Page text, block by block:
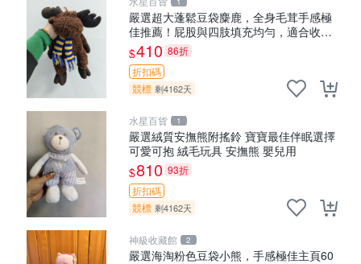
嚴選超大蓬鬆豆袋麋鹿，全身毛茸手感極
佳推薦！屁股與四肢填充均勻，適合收藏
與孩童共賞。 麋鹿 豆袋 毛茸玩具
$410 86折
折扣碼
競標 剩4162天
水星百貨 1
嚴選絨質安撫熊附搖鈴 寶寶最佳伴眠選擇
可愛可抱 絨毛玩具 安撫熊 嬰兒用
$810 93折
折扣碼
競標 剩4162天
神級收藏館 2
嚴選海淘粉色豆袋小熊，手感極佳主頁60